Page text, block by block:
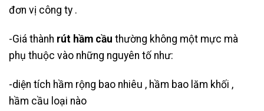
đơn vị công ty .
-Giá thành rút hầm cầu thường không một mực mà
phụ thuộc vào những nguyên tố như:
-diện tích hầm rộng bao nhiêu , hầm bao lăm khối ,
hầm cầu loại nào